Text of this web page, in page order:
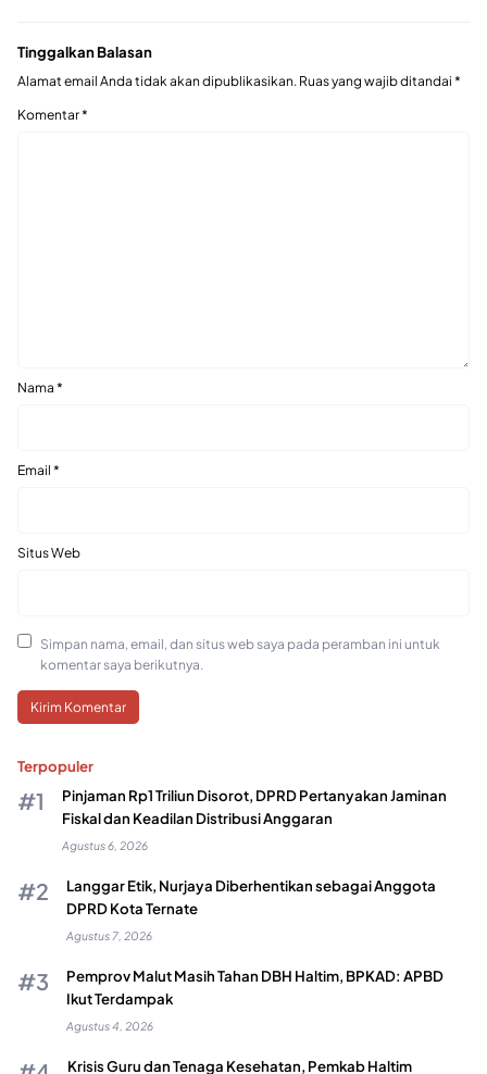
Tinggalkan Balasan
Alamat email Anda tidak akan dipublikasikan. Ruas yang wajib ditandai *
Komentar*
Nama *
Email *
Situs Web
Simpan nama, email, dan situs web saya pada peramban ini untuk
komentar saya berikutnya.
Terpopuler
Pinjaman Rp1 Triliun Disorot, DPRD Pertanyakan Jaminan
Fiskal dan Keadilan Distribusi Anggaran
Agustus 6, 2026
Langgar Etik, Nurjaya Diberhentikan sebagai Anggota
DPRD Kota Ternate
Agustus 7, 2026
Pemprov Malut Masih Tahan DBH Haltim, BPKAD: APBD
Ikut Terdampak
Agustus 4, 2026
Krisis Guru dan Tenaga Kesehatan, Pemkab Haltim